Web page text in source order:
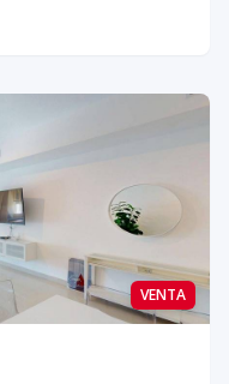
VENTA